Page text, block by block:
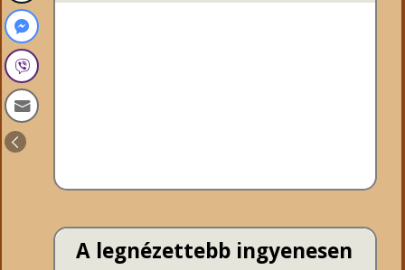
A legnézettebb ingyenesen